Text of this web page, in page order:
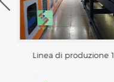
Linea di produzione 1